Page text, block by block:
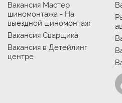
Вакансия Мастер
шиномонтажа - На
выездной шиномонтаж
Вакансия Сварщика
Вакансия в Детейлинг
центре